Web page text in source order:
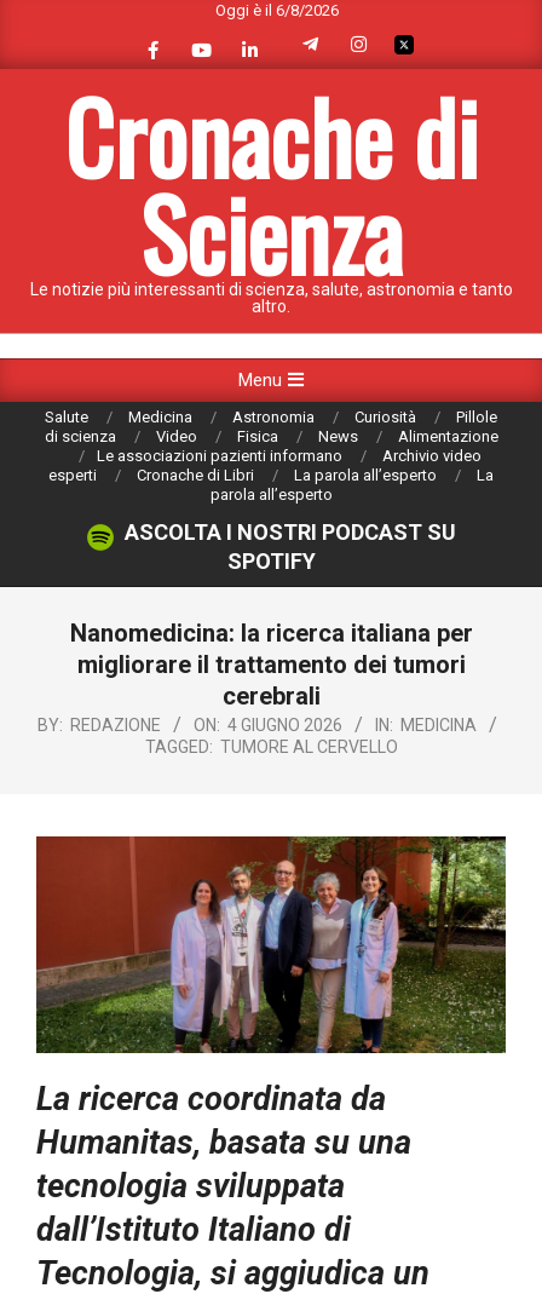
content
Oggi è il 6/8/2026
Cronache di
Scienza
Le notizie più interessanti di scienza, salute, astronomia e tanto
altro.
Navigation
Menu
Salute Medicina Astronomia Curiosità
Pillole
di scienza
Video Fisica News
Alimentazione
Le associazioni pazienti informano
Archivio video
esperti
Cronache di Libri La parola all’esperto
La
parola all’esperto
ASCOLTA I NOSTRI PODCAST SU
SPOTIFY
Nanomedicina: la ricerca italiana per
migliorare il trattamento dei tumori
cerebrali
BY: REDAZIONE ON: 4 GIUGNO 2026 IN: MEDICINA
TAGGED: TUMORE AL CERVELLO
La ricerca coordinata da
Humanitas, basata su una
tecnologia sviluppata
dall’Istituto Italiano di
Tecnologia, si aggiudica un